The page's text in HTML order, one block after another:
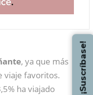
, ya que más
viaje favoritos.
ha viajado
¡Suscríbase!